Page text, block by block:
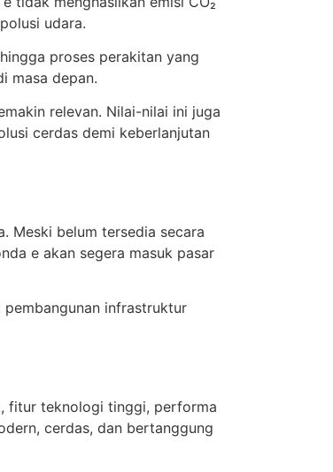
udara.
proses perakitan yang
masa depan.
relevan. Nilai-nilai ini juga
cerdas demi keberlanjutan
Meski belum tersedia secara
e akan segera masuk pasar
infrastruktur
fitur teknologi tinggi, performa
cerdas, dan bertanggung